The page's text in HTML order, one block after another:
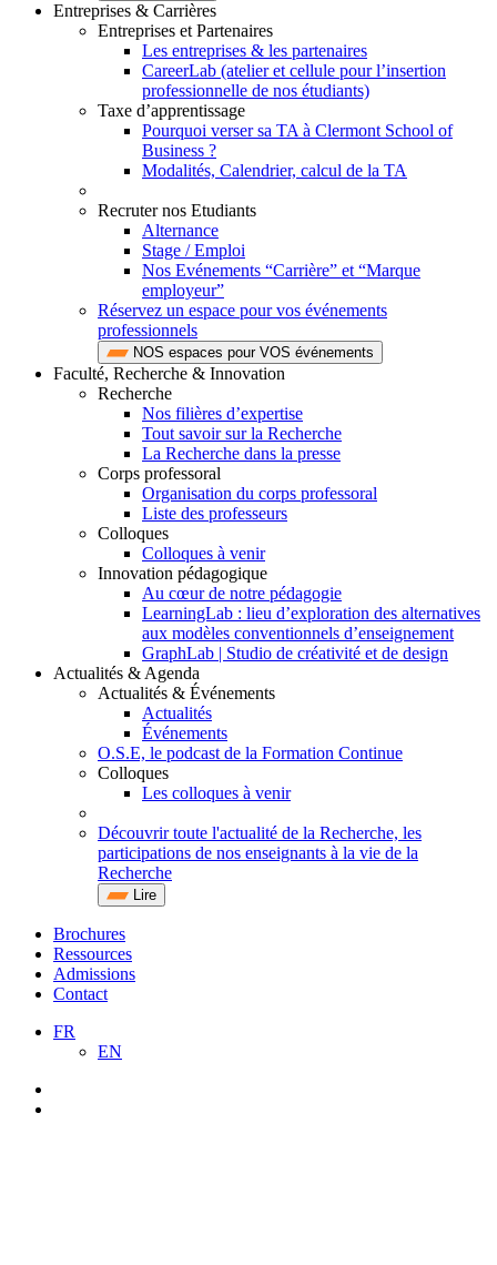
Entreprises & Carrières
Entreprises et Partenaires
Les entreprises & les partenaires
CareerLab (atelier et cellule pour l’insertion
professionnelle de nos étudiants)
Taxe d’apprentissage
Pourquoi verser sa TA à Clermont School of
Business ?
Modalités, Calendrier, calcul de la TA
Recruter nos Etudiants
Alternance
Stage / Emploi
Nos Evénements “Carrière” et “Marque
employeur”
Réservez un espace pour vos événements
professionnels
NOS espaces pour VOS événements
Faculté, Recherche & Innovation
Recherche
Nos filières d’expertise
Tout savoir sur la Recherche
La Recherche dans la presse
Corps professoral
Organisation du corps professoral
Liste des professeurs
Colloques
Colloques à venir
Innovation pédagogique
Au cœur de notre pédagogie
LearningLab : lieu d’exploration des alternatives
aux modèles conventionnels d’enseignement
GraphLab | Studio de créativité et de design
Actualités & Agenda
Actualités & Événements
Actualités
Événements
O.S.E, le podcast de la Formation Continue
Colloques
Les colloques à venir
Découvrir toute l'actualité de la Recherche, les
participations de nos enseignants à la vie de la
Recherche
Lire
Brochures
Ressources
Admissions
Contact
FR
EN